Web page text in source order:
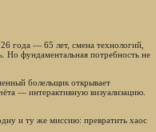
года — 65 лет, смена технологий,
Но фундаментальная потребность не
болельщик открывает
— интерактивную визуализацию.
и ту же миссию: превратить хаос